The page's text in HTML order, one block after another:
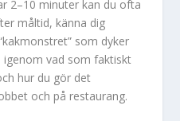
2–10 minuter kan du ofta
måltid, känna dig
som dyker
igenom vad som faktiskt
hur du gör det
och på restaurang.